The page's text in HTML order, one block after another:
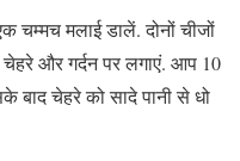
मलाई डालें. दोनों चीजों
और गर्दन पर लगाएं. आप 10
चेहरे को सादे पानी से धो